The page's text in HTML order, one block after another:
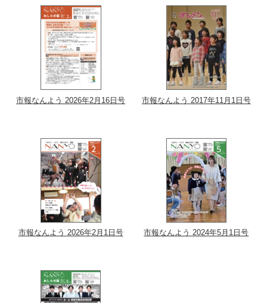
市報なんよう 2026年2月16日号 市報なんよう 2017年11月1日号
市報なんよう 2026年2月1日号 市報なんよう 2024年5月1日号